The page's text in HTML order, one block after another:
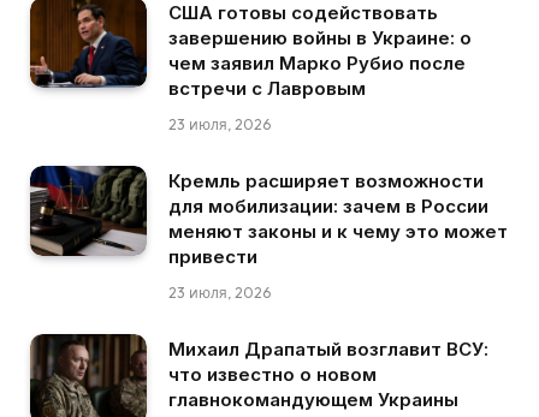
США готовы содействовать
завершению войны в Украине: о
чем заявил Марко Рубио после
встречи с Лавровым
23 июля, 2026
Кремль расширяет возможности
для мобилизации: зачем в России
меняют законы и к чему это может
привести
23 июля, 2026
Михаил Драпатый возглавит ВСУ:
что известно о новом
главнокомандующем Украины